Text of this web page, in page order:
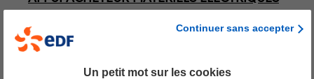
Contrat :
PUTEAUX
Continuer sans accepter
Un petit mot sur les cookies